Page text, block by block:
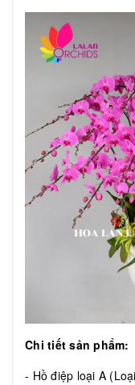
Chi tiết sản phẩm:
- Hồ điệp loại A